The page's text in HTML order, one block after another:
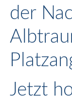
der
Jetzt